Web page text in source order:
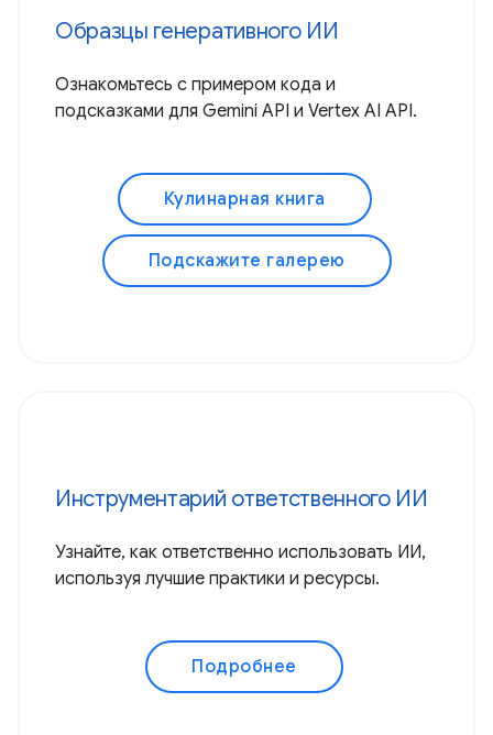
Образцы генеративного ИИ
Ознакомьтесь с примером кода и
подсказками для Gemini API и Vertex AI API.
Кулинарная книга
Подскажите галерею
Инструментарий ответственного ИИ
Узнайте, как ответственно использовать ИИ,
используя лучшие практики и ресурсы.
Подробнее